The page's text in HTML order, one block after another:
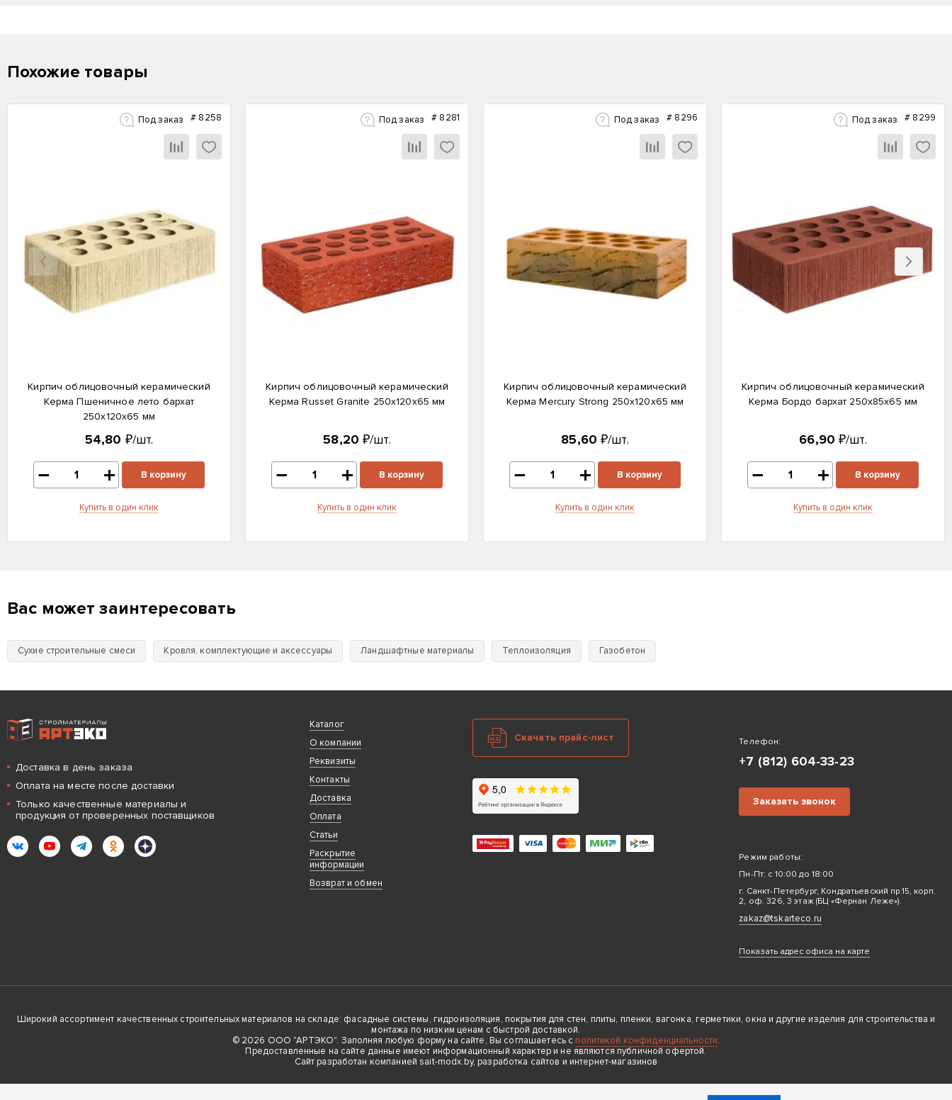
Похожие товары
Под заказ # 8258
Кирпич облицовочный керамический
Керма Пшеничное лето бархат
250х120х65 мм
54,80 ₽/шт.
В корзину
Купить в один клик
Под заказ # 8281
Кирпич облицовочный керамический
Керма Russet Granite 250х120х65 мм
58,20 ₽/шт.
В корзину
Купить в один клик
Под заказ # 8296
Кирпич облицовочный керамический
Керма Mercury Strong 250х120х65 мм
85,60 ₽/шт.
В корзину
Купить в один клик
Под заказ # 8299
Кирпич облицовочный керамический
Керма Бордо бархат 250х85х65 мм
66,90 ₽/шт.
В корзину
Купить в один клик
Назад Вперед
Вас может заинтересовать
Сухие строительные смеси Кровля, комплектующие и аксессуары Ландшафтные материалы Теплоизоляция Газобетон
Интернет-магазин строительных материалов «АРТЭКО»
Доставка в день заказа
Оплата на месте после доставки
Только качественные материалы и
продукция от проверенных поставщиков
ВКонтактеYouTubeTelegramОдноклассники
Яндекс.Дзен
Каталог
О компании
Реквизиты
Контакты
Доставка
Оплата
Статьи
Раскрытие
информации
Возврат и обмен
Скачать прайс-лист Телефон:
+7 (812) 604-33-23
Заказать звонок
Режим работы:
Пн-Пт: с 10:00 до 18:00
г. Санкт-Петербург, Кондратьевский пр.15, корп.
2, оф. 326, 3 этаж (БЦ «Фернан Леже»).
zakaz@tskarteco.ru
Показать адрес офиса на карте
Широкий ассортимент качественных строительных материалов на складе: фасадные системы, гидроизоляция, покрытия для стен, плиты, пленки, вагонка, герметики, окна и другие изделия для строительства и
монтажа по низким ценам с быстрой доставкой.
© 2026 ООО "АРТЭКО". Заполняя любую форму на сайте, Вы соглашаетесь с политикой конфиденциальности.
Предоставленные на сайте данные имеют информационный характер и не являются публичной офертой.
Cайт разработан компанией sait-modx.by, разработка сайтов и интернет-магазинов